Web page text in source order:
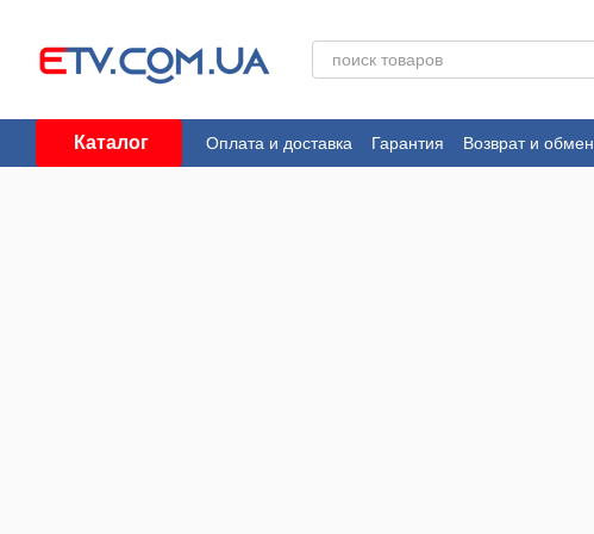
Каталог Оплата и доставка Гарантия Возврат и обмен
Пользовательское соглашение